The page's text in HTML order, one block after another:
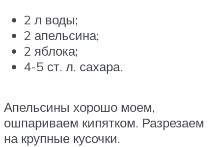
2 л воды;
2 апельсина;
2 яблока;
4-5 ст. л. сахара.
Апельсины хорошо моем,
ошпариваем кипятком. Разрезаем
на крупные кусочки.